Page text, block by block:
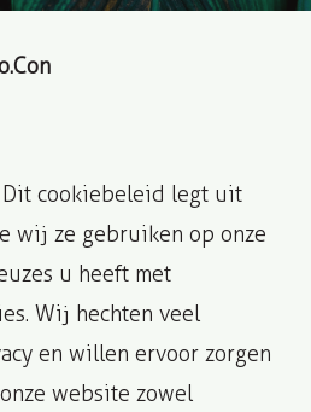
Dit cookiebeleid legt uit
wij ze gebruiken op onze
u heeft met
Wij hechten veel
en willen ervoor zorgen
website zowel